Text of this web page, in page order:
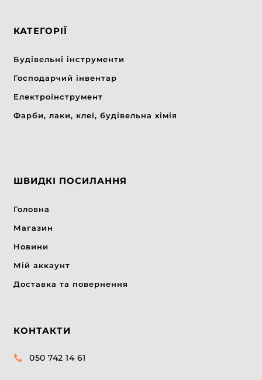
КАТЕГОРІЇ
Будівельні інструменти
Господарчий інвентар
Електроінструмент
Фарби, лаки, клеї, будівельна хімія
ШВИДКІ ПОСИЛАННЯ
Головна
Магазин
Новини
Мій аккаунт
Доставка та повернення
КОНТАКТИ
 050 742 14 61